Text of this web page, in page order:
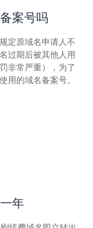
案号吗
定原域名申请人不
过期后被其他人用
非常严重），为了
用的域名备案号。
年